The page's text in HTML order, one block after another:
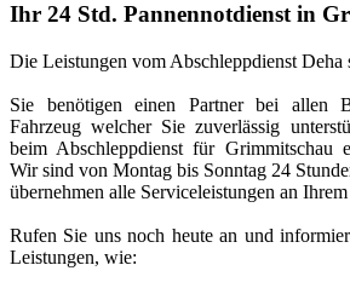
Ihr 24 Std. Pannennotdienst in
Die Leistungen vom Abschleppdienst Deha
Sie benötigen einen Partner bei allen
Fahrzeug welcher Sie zuverlässig
beim Abschleppdienst für Grimmitschau
Wir sind von Montag bis Sonntag 24
übernehmen alle Serviceleistungen an
Rufen Sie uns noch heute an und
Leistungen, wie: